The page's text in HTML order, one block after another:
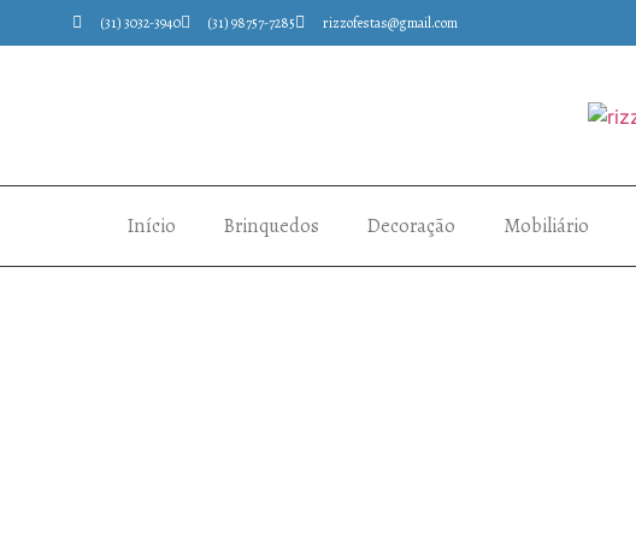
(31) 3032-3940 (31) 98757-7285 rizzofestas@gmail.com
Início Brinquedos Decoração Mobiliário